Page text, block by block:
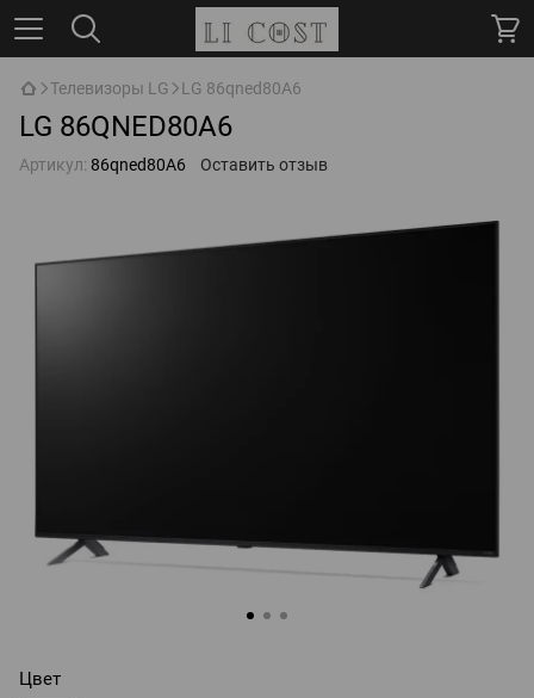
Телевизоры LG LG 86qned80A6
LG 86QNED80A6
Артикул: 86qned80A6 Оставить отзыв
Цвет